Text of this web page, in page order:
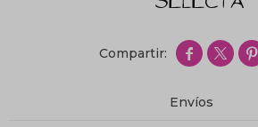
  
Envíos